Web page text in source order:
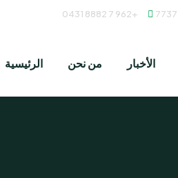
+962 7 8882 0431
الرئيسية من نحن الأخبار